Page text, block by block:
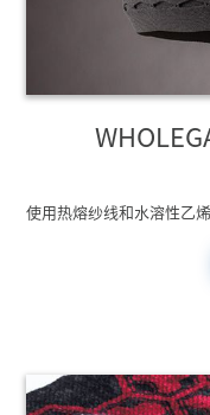
使用热熔纱线和水溶性乙